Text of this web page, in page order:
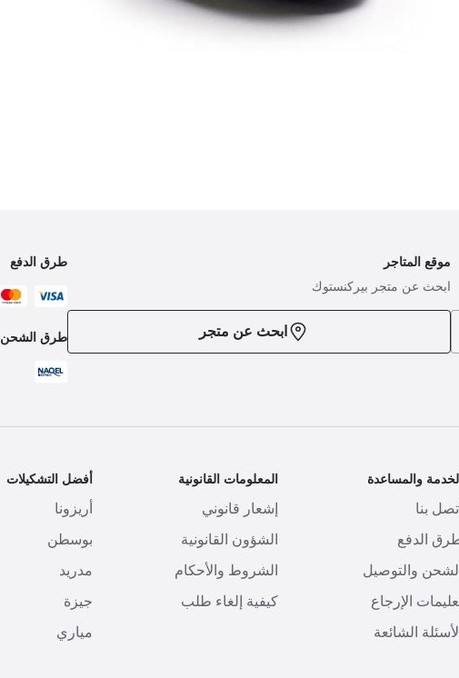
موقع المتاجر
ابحث عن متجر بيركنستوك
ابحث عن متجر
طرق الدفع
طرق الشحن
الخدمة والمساعدة
اتصل بنا
الدفع
الشحن والتوصيل
الإرجاع
الأسئلة الشائعة
المعلومات القانونية
إشعار قانوني
الشؤون القانونية
الشروط والأحكام
كيفية إلغاء طلب
أفضل التشكيلات
أريزونا
بوسطن
مدريد
جيزة
مياري